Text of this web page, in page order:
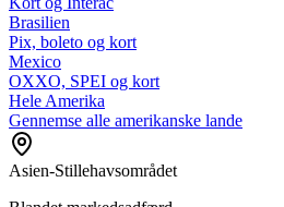
Brasilien
Pix, boleto og kort
Mexico
OXXO, SPEI og kort
Hele Amerika
Gennemse alle amerikanske lande
Asien-Stillehavsområdet